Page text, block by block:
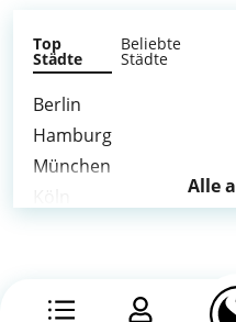
Top
Städte
Beliebte
Städte
Berlin
Hamburg
München
Alle